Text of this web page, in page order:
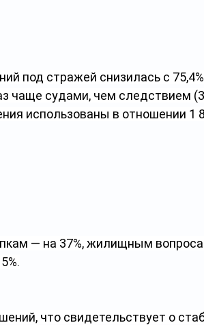
под стражей снизилась с 75,4%
чаще судами, чем следствием
использованы в отношении 1
— на 37%, жилищным
что свидетельствует о